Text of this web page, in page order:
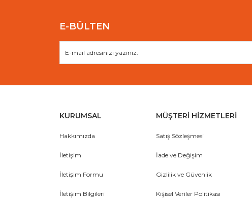
E-BÜLTEN
KURUMSAL
Hakkımızda
İletişim
İletişim Formu
İletişim Bilgileri
MÜŞTERİ HİZMETLERİ
Satış Sözleşmesi
İade ve Değişim
Gizlilik ve Güvenlik
Kişisel Veriler Politikası